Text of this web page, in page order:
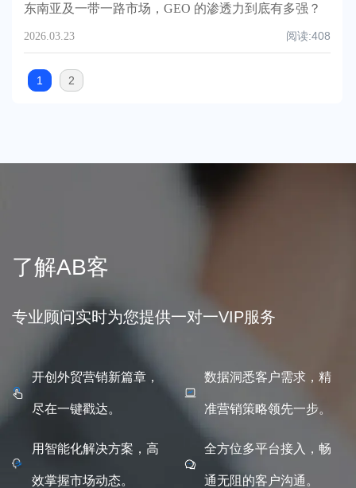
东南亚及一带一路市场，GEO 的渗透力到底有多强？
2026.03.23 阅读:408
1 2
了解AB客
专业顾问实时为您提供一对一VIP服务
开创外贸营销新篇章，
尽在一键戳达。
数据洞悉客户需求，精
准营销策略领先一步。
用智能化解决方案，高
效掌握市场动态。
全方位多平台接入，畅
通无阻的客户沟通。